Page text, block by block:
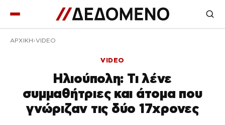
ΑΡΧΙΚΉ VIDEO
VIDEO
Ηλιούπολη: Τι λένε
συμμαθήτριες και άτομα που
γνώριζαν τις δύο 17χρονες